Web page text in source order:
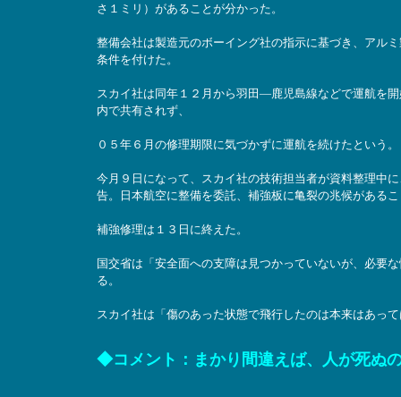
さ１ミリ）があることが分かった。
整備会社は製造元のボーイング社の指示に基づき、アル
条件を付けた。
スカイ社は同年１２月から羽田―鹿児島線などで運航を
内で共有されず、
０５年６月の修理期限に気づかずに運航を続けたという。
今月９日になって、スカイ社の技術担当者が資料整理中
告。日本航空に整備を委託、補強板に亀裂の兆候がある
補強修理は１３日に終えた。
国交省は「安全面への支障は見つかっていないが、必要
る。
スカイ社は「傷のあった状態で飛行したのは本来はあっ
◆コメント：まかり間違えば、人が死ぬ